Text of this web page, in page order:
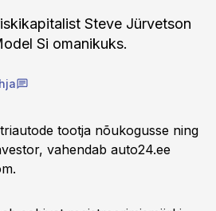
Steve Jürvetson
Si omanikuks.
tootja nõukogusse ning
vahendab auto24.ee